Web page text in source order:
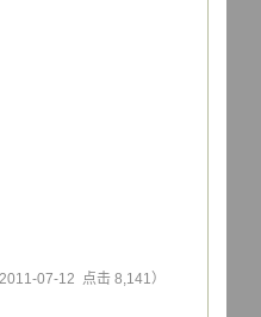
2011-07-12 点击 8,141）